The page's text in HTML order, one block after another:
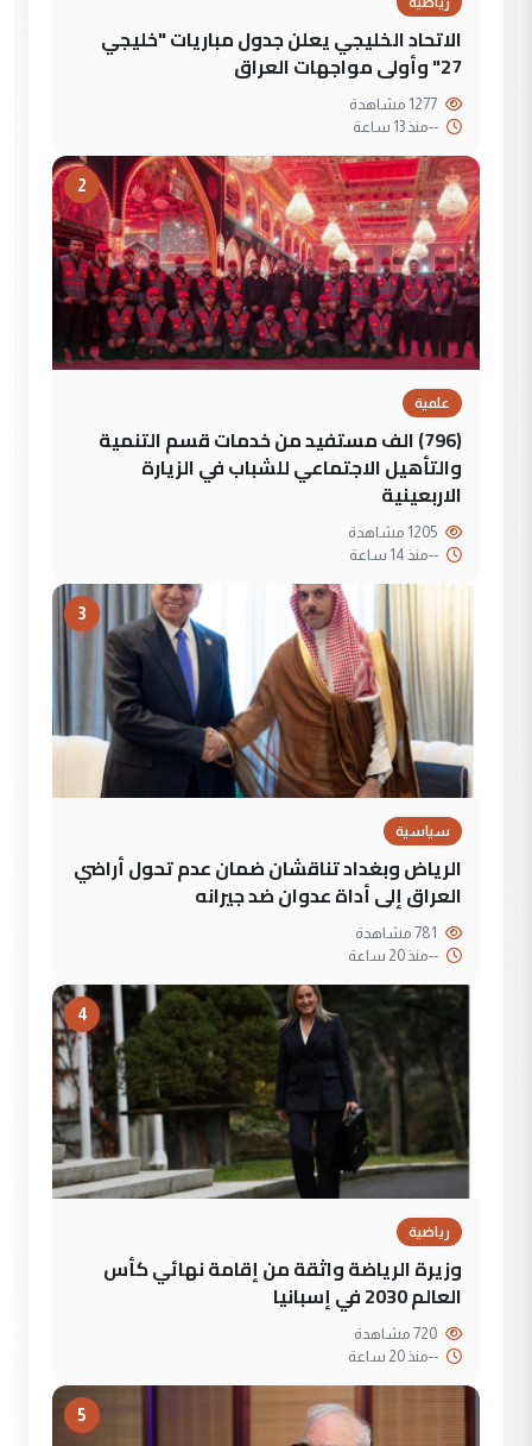
الاتحاد الخليجي يعلن جدول مباريات "خليجي
27" وأولى مواجهات العراق
--منذ 13 ساعة
2
علمية
(796) الف مستفيد من خدمات قسم التنمية
والتأهيل الاجتماعي للشباب في الزيارة
الاربعينية
--منذ 14 ساعة
3
سياسية
الرياض وبغداد تناقشان ضمان عدم تحول أراضي
العراق إلى أداة عدوان ضد جيرانه
--منذ 20 ساعة
4
رياضية
وزيرة الرياضة واثقة من إقامة نهائي كأس
العالم 2030 في إسبانيا
--منذ 20 ساعة
5